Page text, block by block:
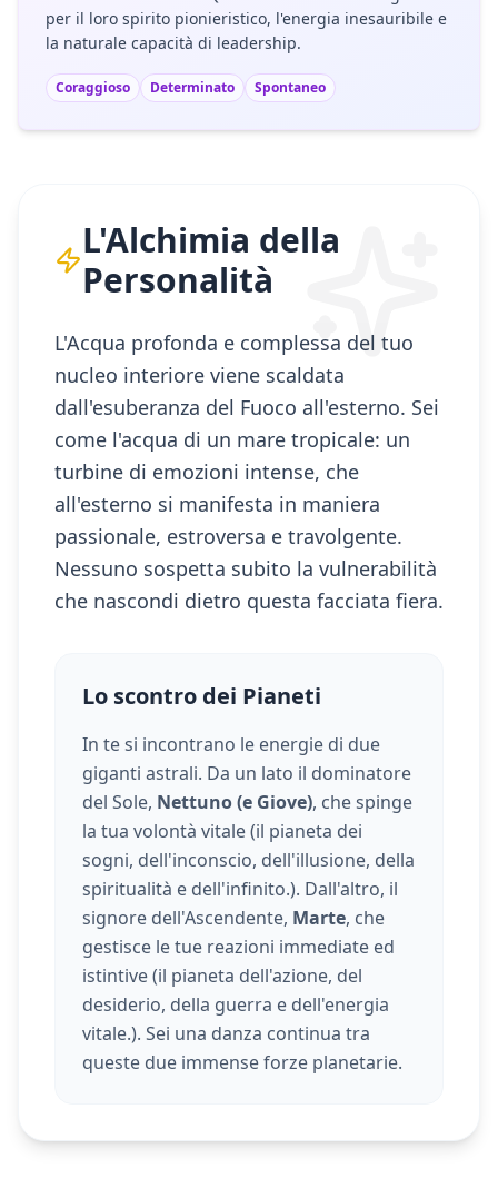
per il loro spirito pionieristico, l'energia inesauribile e
la naturale capacità di leadership.
Coraggioso Determinato Spontaneo
L'Alchimia della
Personalità
L'Acqua profonda e complessa del tuo
nucleo interiore viene scaldata
dall'esuberanza del Fuoco all'esterno. Sei
come l'acqua di un mare tropicale: un
turbine di emozioni intense, che
all'esterno si manifesta in maniera
passionale, estroversa e travolgente.
Nessuno sospetta subito la vulnerabilità
che nascondi dietro questa facciata fiera.
Lo scontro dei Pianeti
In te si incontrano le energie di due
giganti astrali. Da un lato il dominatore
del Sole, Nettuno (e Giove), che spinge
la tua volontà vitale (il pianeta dei
sogni, dell'inconscio, dell'illusione, della
spiritualità e dell'infinito.). Dall'altro, il
signore dell'Ascendente, Marte, che
gestisce le tue reazioni immediate ed
istintive (il pianeta dell'azione, del
desiderio, della guerra e dell'energia
vitale.). Sei una danza continua tra
queste due immense forze planetarie.